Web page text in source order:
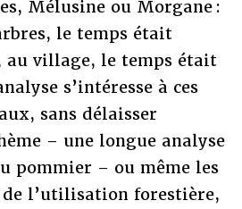
Mélusine ou Morgane :
le temps était
au village, le temps était
s’intéresse à ces
sans délaisser
– une longue analyse
pommier – ou même les
l’utilisation forestière,